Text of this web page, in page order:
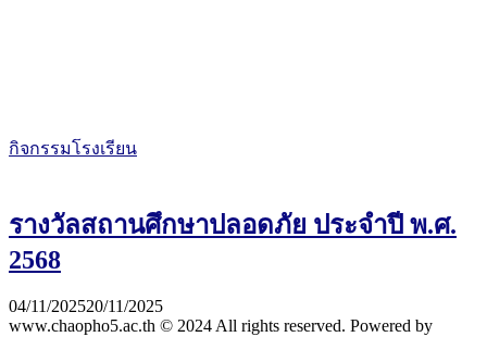
กิจกรรมโรงเรียน
รางวัลสถานศึกษาปลอดภัย ประจำปี พ.ศ.
2568
04/11/202520/11/2025
www.chaopho5.ac.th © 2024 All rights reserved. Powered by